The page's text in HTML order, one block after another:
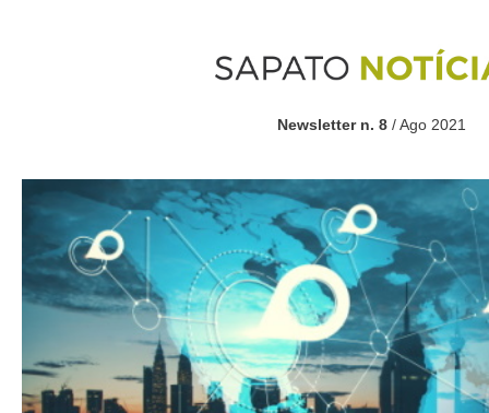
Newsletter n. 8 / Ago 2021